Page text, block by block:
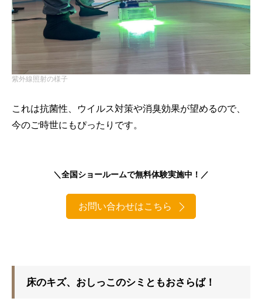
紫外線照射の様子
これは抗菌性、ウイルス対策や消臭効果が望めるので、
今のご時世にもぴったりです。
＼全国ショールームで無料体験実施中！／
お問い合わせはこちら
床のキズ、おしっこのシミともおさらば！